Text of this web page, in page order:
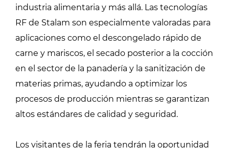
industria alimentaria y más allá. Las tecnologías
RF de Stalam son especialmente valoradas para
aplicaciones como el descongelado rápido de
carne y mariscos, el secado posterior a la cocción
en el sector de la panadería y la sanitización de
materias primas, ayudando a optimizar los
procesos de producción mientras se garantizan
altos estándares de calidad y seguridad.
Los visitantes de la feria tendrán la oportunidad